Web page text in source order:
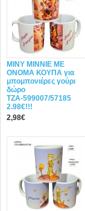
MINY ΜΙΝΝΙΕ ME
ONOMA ΚΟΥΠΑ για
μπομπονιέρες γούρι
δώρο
ΤΖΑ-599007/57185
2.98€!!!
2,98€